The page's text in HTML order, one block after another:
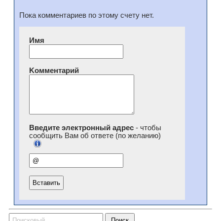
Пока комментариев по этому счету нет.
Имя
Kомментарий
Введите электронный адрес- чтобы
сообщить Вам об ответе (по желанию)